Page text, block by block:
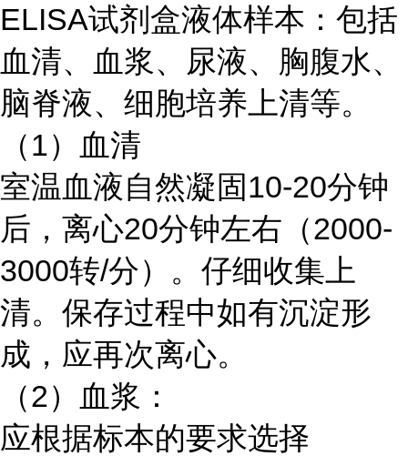
ELISA试剂盒液体样本：包括
血清、血浆、尿液、胸腹水、
脑脊液、细胞培养上清等。
（1）血清
室温血液自然凝固10-20分钟
后，离心20分钟左右（2000-
3000转/分）。仔细收集上
清。保存过程中如有沉淀形
成，应再次离心。
（2）血浆：
应根据标本的要求选择